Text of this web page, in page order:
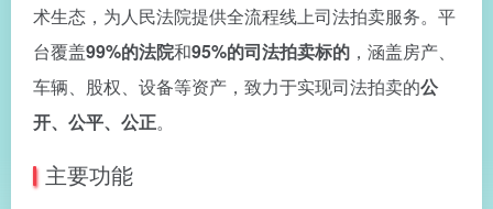
术生态，为人民法院提供全流程线上司法拍卖服务。平
台覆盖99%的法院和95%的司法拍卖标的 ，涵盖房产、
车辆、股权、设备等资产，致力于实现司法拍卖的公
开、公平、公正。
主要功能